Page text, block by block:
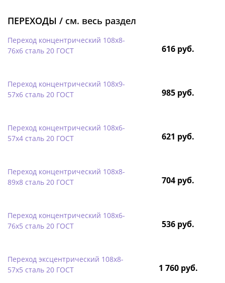
ПЕРЕХОДЫ / см. весь раздел
Переход концентрический 108х8-
76х6 сталь 20 ГОСТ
616 руб.
Переход концентрический 108х9-
57х6 сталь 20 ГОСТ
985 руб.
Переход концентрический 108х6-
57х4 сталь 20 ГОСТ
621 руб.
Переход концентрический 108х8-
89х8 сталь 20 ГОСТ
704 руб.
Переход концентрический 108х6-
76х5 сталь 20 ГОСТ
536 руб.
Переход эксцентрический 108х8-
57х5 сталь 20 ГОСТ
1 760 руб.